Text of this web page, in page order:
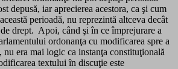
depusă, iar aprecierea acestora, ca şi cum
perioadă, nu reprezintă altceva decât
drept. Apoi, când şi în ce împrejurare a
ordonanţa cu modificarea spre a
era mai logic ca instanţa constituţională
textului în discuţie este